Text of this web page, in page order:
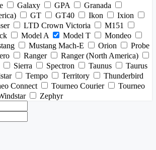
Galaxy GPA
Granada
GT GT40 Ikon
Ixion
LTD Crown Victoria
M151
Model A Model T
Mondeo
Mustang Mach-E Orion
Probe
Ranger
Ranger (North America)
Sierra Spectron Taunus
Taurus
Tempo Territory
Thunderbird
Connect Tourneo Courier
Tourneo
Zephyr